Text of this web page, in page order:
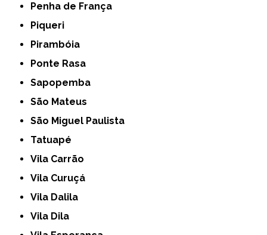
Penha de França
Piqueri
Pirambóia
Ponte Rasa
Sapopemba
São Mateus
São Miguel Paulista
Tatuapé
Vila Carrão
Vila Curuçá
Vila Dalila
Vila Dila